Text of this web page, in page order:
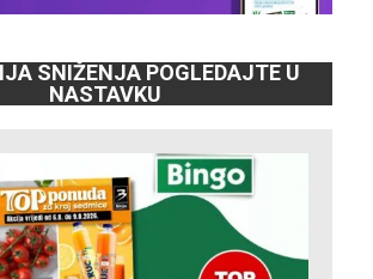
SNIŽENJA POGLEDAJTE U
NASTAVKU